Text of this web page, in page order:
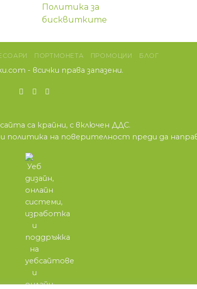
Политика за
бисквитките
ПОРТМОНЕТА ПРОМОЦИИ БЛОГ
- всички права запазени.
са крайни, с включен ДДС.
и политика на поверителност преди да